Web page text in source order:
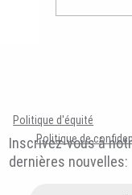
Inscrivez-vous à
dernières nouvelles:
Politique de
Politique d'équité